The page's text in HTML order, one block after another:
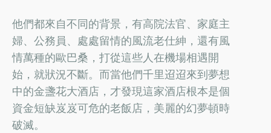
他們都來自不同的背景，有高院法官、家庭主
婦、公務員、處處留情的風流老仕紳，還有風
情萬種的歐巴桑，打從這些人在機場相遇開
始，就狀況不斷。而當他們千里迢迢來到夢想
中的金盞花大酒店，才發現這家酒店根本是個
資金短缺岌岌可危的老飯店，美麗的幻夢頓時
破滅。